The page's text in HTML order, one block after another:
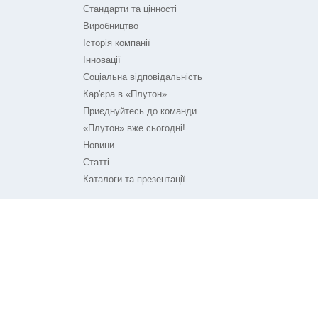
Стандарти та цінності
Виробництво
Історія компанії
Інновації
Соціальна відповідальність
Кар'єра в «Плутон»
Приєднуйтесь до команди
«Плутон» вже сьогодні!
Новини
Статті
Каталоги та презентації